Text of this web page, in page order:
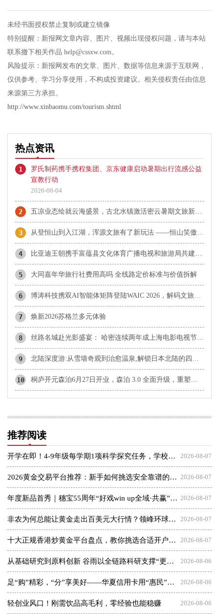
未经书面授权禁止复制或建立镜像
特别提醒：新报网文章内容、图片、视频出现侵权问题，请与本站
联系撤下相关作品 help@cssxw.com。
风险提示：新报网发布的文章、图片、数据等信息来源于互联网，
仅供参考、学习分享使用，不构成投资建议。相关侵权责任由信息
来源第三方承担。
http://www.xinbaomu.com/tourism.shtml
热点资讯
1
罗氏制药携手携程集团、京东健康启动暑期出行流感公益
宣教行动
2026-08-04
2 五凉业态绘就云海盛景，古北水镇激活密云暑期文旅新动能
3 从登恒山到入江湖，浑源文旅有了新玩法 ——恒山笑傲江湖城打造华北武侠主题文旅新场景
4 比亚迪王朝携手富蕴县文化体育广播电视和旅游局共建阿勒泰地区闪充首站 “千里画廊闪充大道”正式揭幕
5 大同嘉年华旅行社费用高吗 全线路定价标准与价值拆解
6 博涛科技携双AI智能体矩阵登陆WAIC 2026，解码文旅科技新未来
7 焕新2026苏格兰多元体验
8 丝路名城赴光影盛宴： 哈密连续两年成上海电影电视节官方合作伙伴
9 北陆深度游:从雪墙奇观到治愈温泉,解锁日本北陆的四季松弛之旅
10 桐庐开元森泊6月27日开业，森泊 3.0 全面升级，重塑度假愉悦感
推荐阅读
2026-08-07
开学在即！4-9年级每学期1项科学探究任务，学校该如何快速落地执行？
2026-08-07
2026黄金交易平台推荐：新手如何挑选安全靠谱的交易商
2026-08-07
年度新品首秀｜穗宝55周年“好戏win up全域·共赢”秋季商务会即将启幕
2026-08-07
非农为何总能让黄金走出百美元大行情？领峰环球教你正确参与
2026-08-07
十大正规香港炒黄金平台盘点，教你挑选合适开户平台
2026-08-06
从基础研究到原料创新 谷雨以全链路科研支撑“更适合中国人”理念
2026-08-06
足“购”精彩，“分”享美好——华夏信用卡用“惠民”点亮夏日消费
2026-08-06
轻创业风口！刚需饮品高毛利，零经验也能稳赚